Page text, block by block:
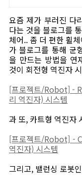
요즘 제가 부러진 다
다는 것을 블로그를
체어.. 좀 더 편한 휠
가 블로그를 통해 균
을 만드는 방법을 연
것이 회전형 역진자
[프로젝트/Robot] -
리 역진자) 시스템
과 또, 카트형 역진자
[프로젝트/Robot] -
역진자) 시스템
그리고, 밸런싱 로봇인